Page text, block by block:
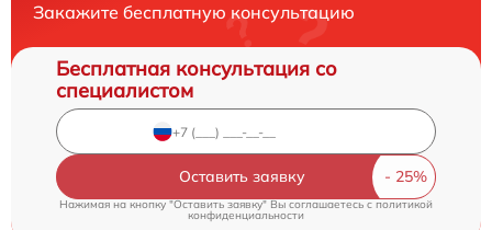
Закажите бесплатную консультацию
Бесплатная консультация со
специалистом
Оставить заявку
Нажимая на кнопку "Оставить заявку" Вы соглашаетесь cполитикой
конфиденциальности